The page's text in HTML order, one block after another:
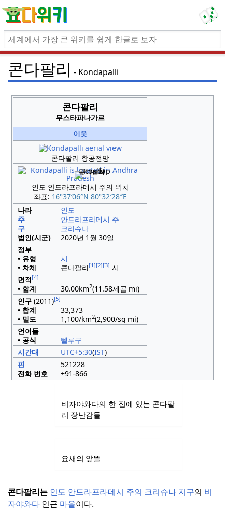
콘다팔리 Kondapalli
콘다팔리
무스타파나가르
이웃
콘다팔리 항공전망
콘다팔리
인도 안드라프라데시 주의 위치
좌표: 16°37′06″N 80°32′28″E
나라
인도
주
안드라프라데시 주
구
크리슈나
법인(시군)
2020년 1월 30일
정부
• 유형
시
• 차체
콘다팔리 [1][2][3] 시
면적[4]
• 합계 30.00km2(11.58제곱 mi)
인구 (2011)[5]
• 합계
33,373
• 밀도
1,100/km2(2,900/sq mi)
언어들
• 공식
텔루구
시간대
UTC+5:30(IST)
핀
521228
전화 번호
+91-866
비자야와다의 한 집에 있는 콘다팔
리 장난감들
요새의 앞뜰
콘다팔리는 인도 안드라프라데시 주의 크리슈나 지구의 비
자야와다 인근 마을이다.